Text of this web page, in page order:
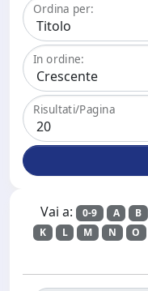
Ordina per:
In ordine:
Risultati/Pagina
Vai a: 0-9 A B
K
L M N O